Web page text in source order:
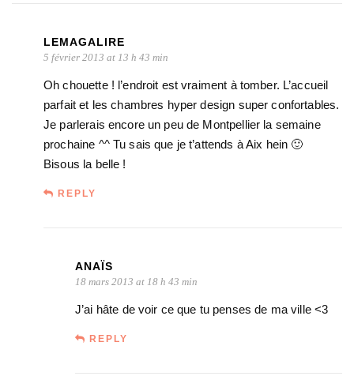
LEMAGALIRE
5 février 2013 at 13 h 43 min
Oh chouette ! l’endroit est vraiment à tomber. L’accueil
parfait et les chambres hyper design super confortables.
Je parlerais encore un peu de Montpellier la semaine
prochaine ^^ Tu sais que je t’attends à Aix hein 🙂
Bisous la belle !
REPLY
ANAÏS
18 mars 2013 at 18 h 43 min
J’ai hâte de voir ce que tu penses de ma ville <3
REPLY